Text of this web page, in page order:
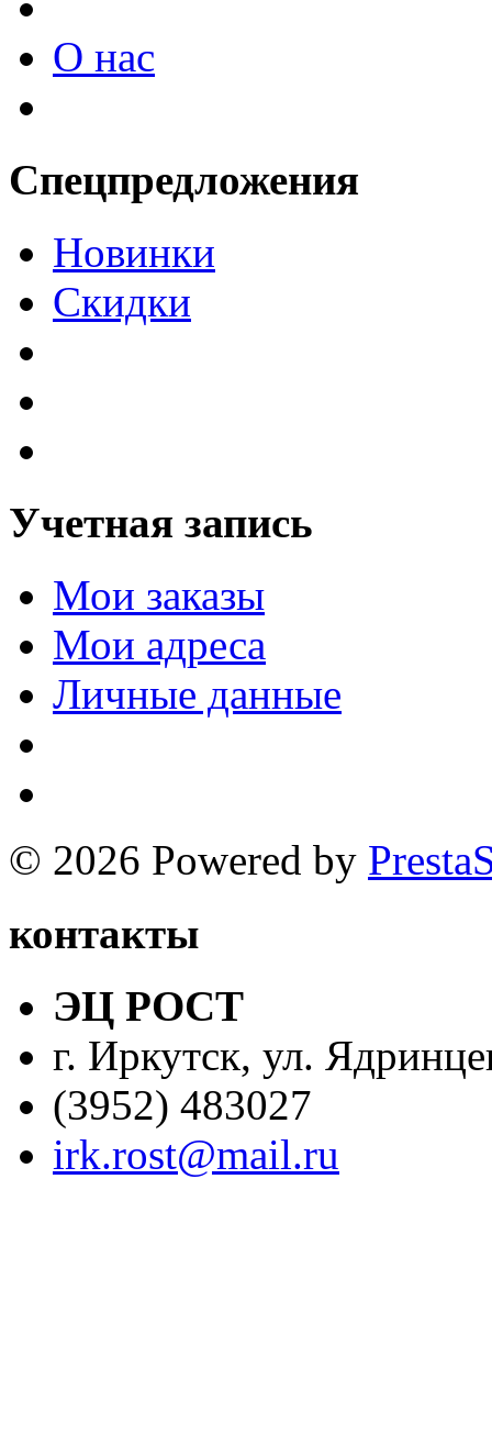
О нас
Спецпредложения
Новинки
Скидки
Учетная запись
Мои заказы
Мои адреса
Личные данные
© 2026 Powered by
контакты
ЭЦ РОСТ
г. Иркутск, ул.
(3952) 483027
irk.rost@mail.ru